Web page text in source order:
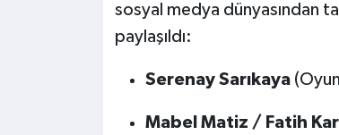
sosyal medya dünyasından
paylaşıldı:
Serenay Sarıkaya
Mabel Matiz / Fatih